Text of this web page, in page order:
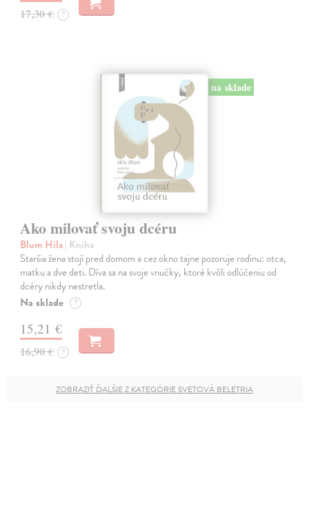
17,30 € ?
na sklade
Ako milovať svoju dcéru
Blum Hila| Kniha
Staršia žena stojí pred domom a cez okno tajne pozoruje rodinu: otca,
matku a dve deti. Díva sa na svoje vnučky, ktoré kvôli odlúčeniu od
dcéry nikdy nestretla.
Na sklade ?
15,21 €
16,90 € ?
ZOBRAZIŤ ĎALŠIE Z KATEGÓRIE SVETOVÁ BELETRIA